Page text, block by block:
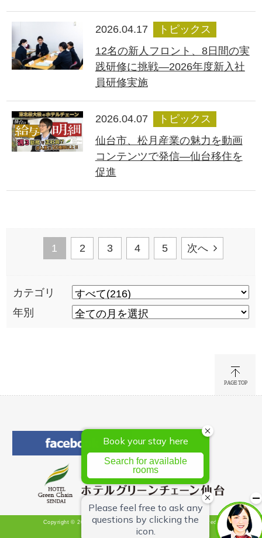
2026.04.17
トピックス
12名の新人フロント、8日間の実
践研修に挑戦―2026年度新入社
員研修実施
2026.04.07
トピックス
仙台市、松月産業の魅力を動画
コンテンツで発信―仙台移住を
促進
1 2 3 4 5 次へ
カテゴリ
年別
Copyright © 2026 Hotel Green Chain Sendai All Rights Reserved.